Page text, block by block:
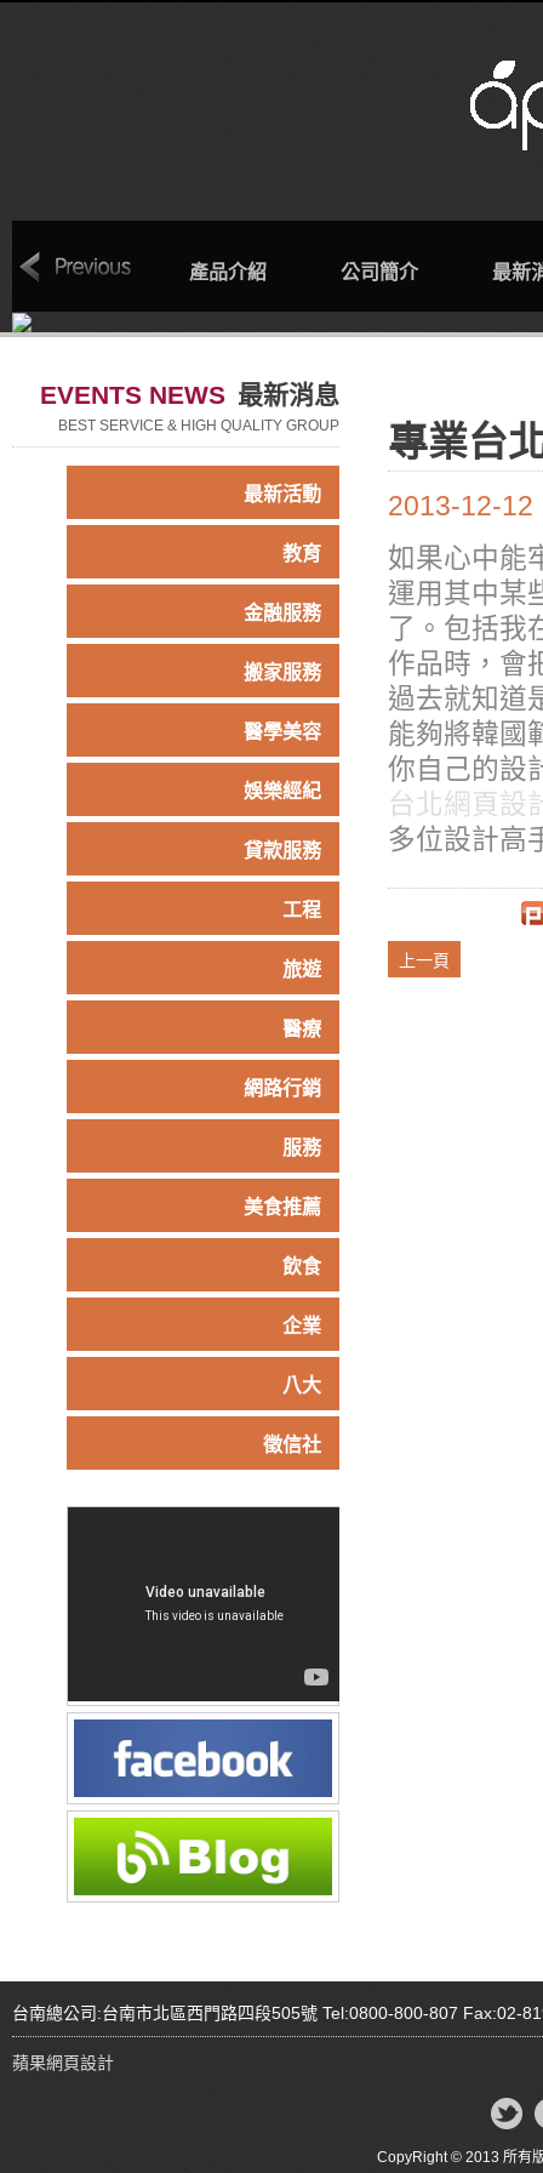
回首頁 產品介紹 公司簡介 最新
EVENTS NEWS 最新消息
BEST SERVICE & HIGH QUALITY GROUP
最新活動
教育
金融服務
搬家服務
醫學美容
娛樂經紀
貸款服務
工程
旅遊
醫療
網路行銷
服務
美食推薦
飲食
企業
八大
徵信社
專業台
2013-12-12
如果心中能
運用其中某
了。包括我
作品時，會
過去就知道
能夠將韓國
你自己的設
台北網頁設
多位設計高
上一頁
台南總公司:台南市北區西門路四段505號 Tel:0800-800-807 Fax:02-
蘋果網頁設計
CopyRight © 2013 所有